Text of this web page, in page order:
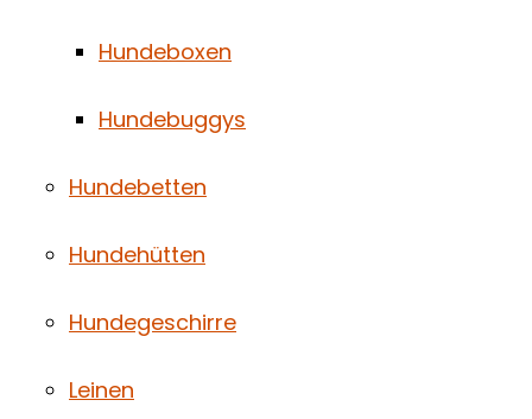
Hundeboxen
Hundebuggys
Hundebetten
Hundehütten
Hundegeschirre
Leinen